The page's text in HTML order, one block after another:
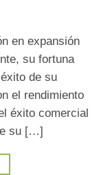
en expansión
su fortuna
de su
el rendimiento
éxito comercial
su […]